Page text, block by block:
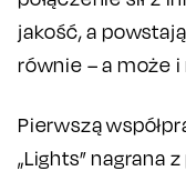
jakość, a
równie – a może
Pierwszą
„Lights” nagrana